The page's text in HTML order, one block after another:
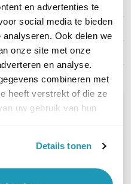
en advertenties te
social media te bieden
Ook delen we
onze site met onze
en analyse.
combineren met
heeft verstrekt of die ze
uw gebruik van hun
Details tonen
AC7452
MAAT?